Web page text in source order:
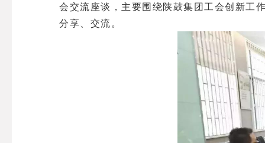
会交流座谈，主要围绕陕鼓集团工会创新工
分享、交流。